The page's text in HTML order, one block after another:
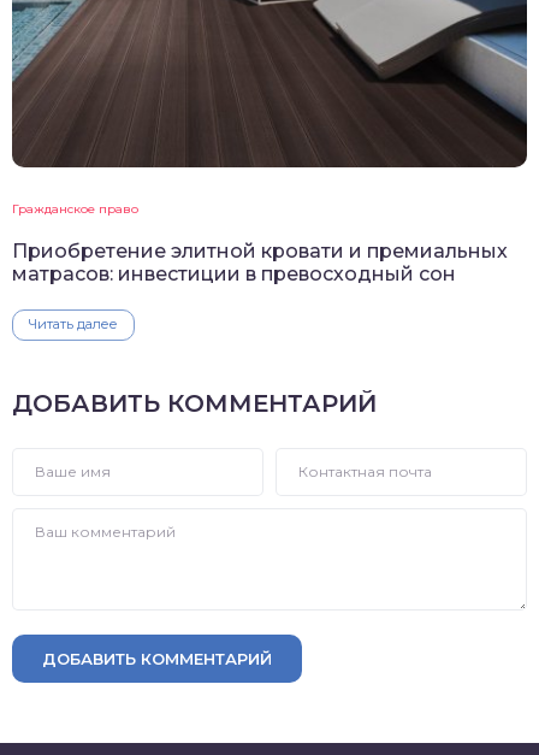
Гражданское право
Приобретение элитной кровати и премиальных
матрасов: инвестиции в превосходный сон
Читать далее
ДОБАВИТЬ КОММЕНТАРИЙ
ДОБАВИТЬ КОММЕНТАРИЙ